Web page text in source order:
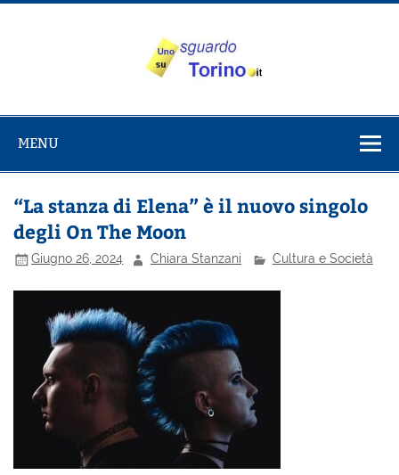
Salta
su Torino
MENU
“La stanza di Elena” è il nuovo singolo
degli On The Moon
Giugno 26, 2024 Chiara Stanzani Cultura e Società